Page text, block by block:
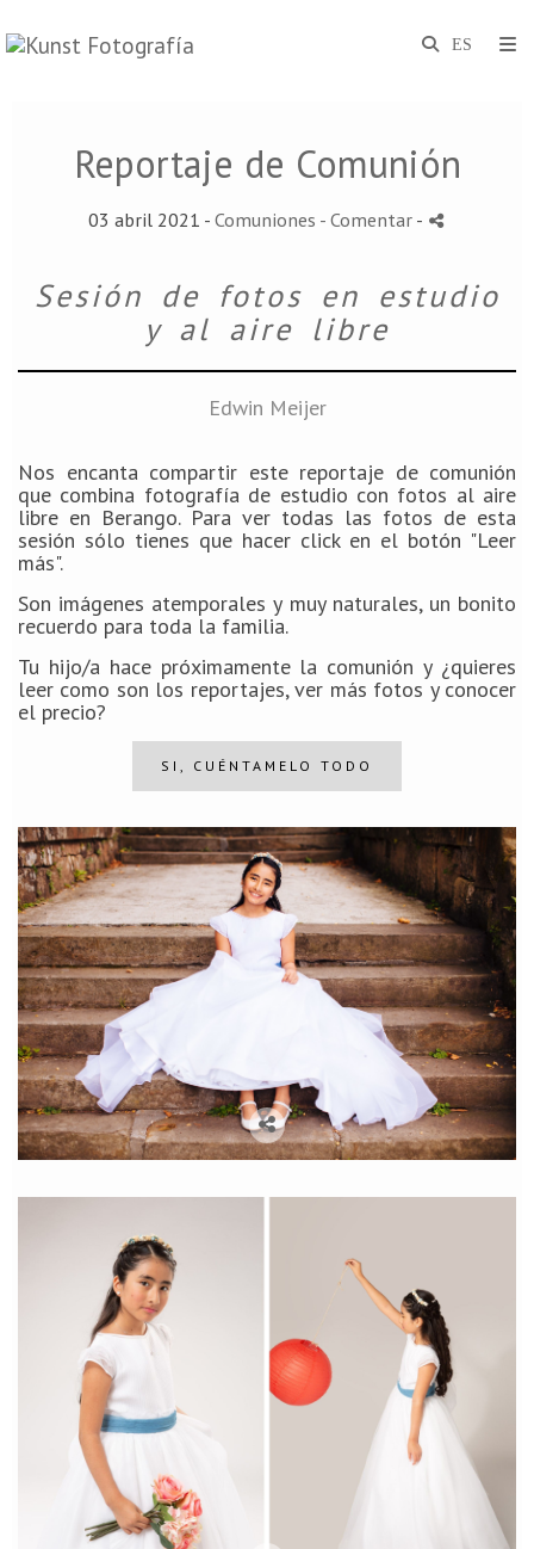
Reportaje de Comunión
03 abril 2021 - Comuniones - Comentar -
Sesión de fotos en estudio
y al aire libre
Edwin Meijer
Nos encanta compartir este reportaje de comunión
que combina fotografía de estudio con fotos al aire
libre en Berango. Para ver todas las fotos de esta
sesión sólo tienes que hacer click en el botón "Leer
más".
Son imágenes atemporales y muy naturales, un bonito
recuerdo para toda la familia.
Tu hijo/a hace próximamente la comunión y ¿quieres
leer como son los reportajes, ver más fotos y conocer
el precio?
SI, CUÉNTAMELO TODO